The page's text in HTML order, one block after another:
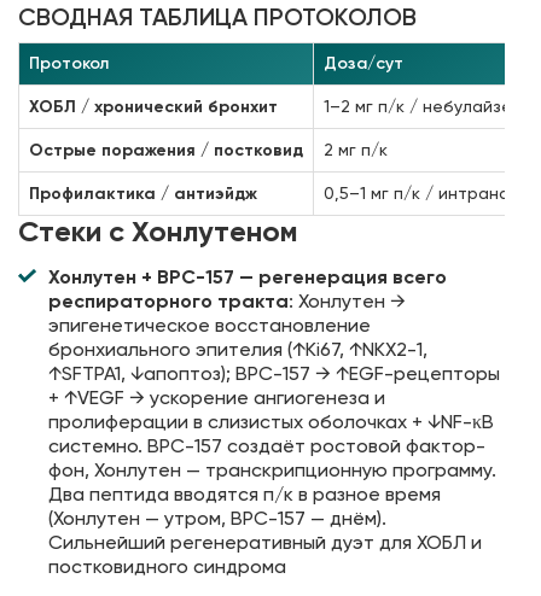
СВОДНАЯ ТАБЛИЦА ПРОТОКОЛОВ
Протокол Доза/сут
ХОБЛ / хронический бронхит 1–2 мг п/к / небулайзер
Острые поражения / постковид 2 мг п/к
Профилактика / антиэйдж 0,5–1 мг п/к /
Стеки с Хонлутеном
Хонлутен + BPC-157 — регенерация всего
респираторного тракта: Хонлутен →
эпигенетическое восстановление
бронхиального эпителия (↑Ki67, ↑NKX2-1,
↑SFTPA1, ↓апоптоз); BPC-157 → ↑EGF-рецепторы
+ ↑VEGF → ускорение ангиогенеза и
пролиферации в слизистых оболочках + ↓NF-κB
системно. BPC-157 создаёт ростовой фактор-
фон, Хонлутен — транскрипционную программу.
Два пептида вводятся п/к в разное время
(Хонлутен — утром, BPC-157 — днём).
Сильнейший регенеративный дуэт для ХОБЛ и
постковидного синдрома